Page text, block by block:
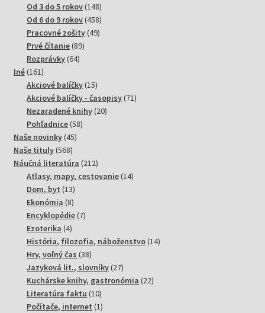
produktov
Od 3 do 5 rokov 148148
produktov
Od 6 do 9 rokov 458458
produktov
Pracovné zošity 4949
Prvé čítanie 8989
Rozprávky 6464
Iné 161161
produktov
Akciové balíčky 1515
produktov
Akciové balíčky - časopisy 7171
Nezaradené knihy 2020
Pohľadnice 5858
Naše novinky 4545
Naše tituly 568568
produktov
Náučná literatúra 212212
produktov
Atlasy, mapy, cestovanie 1414
Dom, byt 1313
produktov
Ekonómia 88
produktov
Encyklopédie 77
Ezoterika 44
produkty
História, filozofia, náboženstvo 1414
Hry, voľný čas 3838
produktov
Jazyková lit., slovníky 2727
produktov
Kuchárske knihy, gastronómia 2222
Literatúra faktu 1010
produktov
Počítače, internet 11